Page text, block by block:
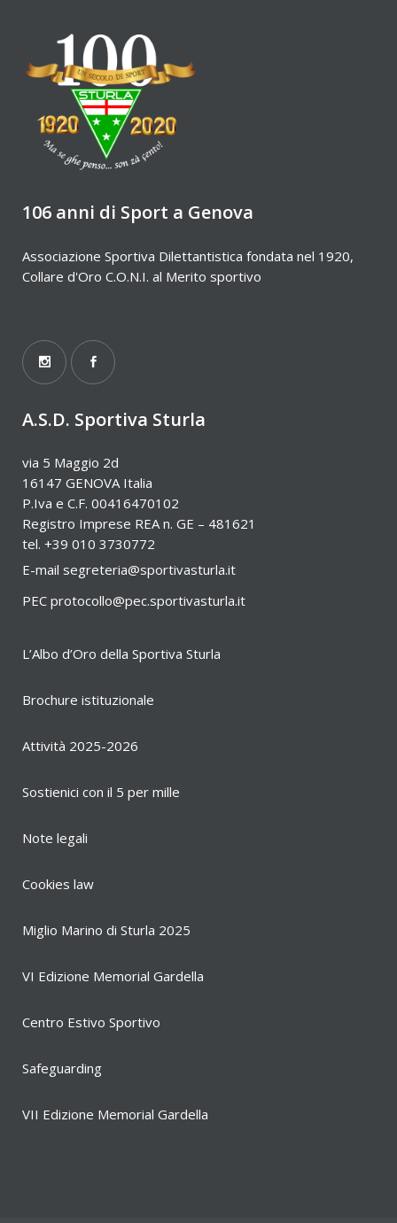
106 anni di Sport a Genova
Associazione Sportiva Dilettantistica fondata nel 1920,
Collare d'Oro C.O.N.I. al Merito sportivo
A.S.D. Sportiva Sturla
via 5 Maggio 2d
16147 GENOVA Italia
P.Iva e C.F. 00416470102
Registro Imprese REA n. GE – 481621
tel. +39 010 3730772
E-mail segreteria@sportivasturla.it
PEC protocollo@pec.sportivasturla.it
L’Albo d’Oro della Sportiva Sturla
Brochure istituzionale
Attività 2025-2026
Sostienici con il 5 per mille
Note legali
Cookies law
Miglio Marino di Sturla 2025
VI Edizione Memorial Gardella
Centro Estivo Sportivo
Safeguarding
VII Edizione Memorial Gardella